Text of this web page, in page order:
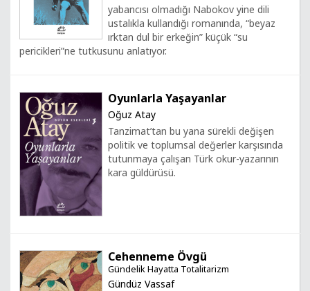
yabancısı olmadığı Nabokov yine dili
ustalıkla kullandığı romanında, “beyaz
ırktan dul bir erkeğin” küçük “su
pericikleri”ne tutkusunu anlatıyor.
Oyunlarla Yaşayanlar
Oğuz Atay
Tanzimat’tan bu yana sürekli değişen
politik ve toplumsal değerler karşısında
tutunmaya çalışan Türk okur-yazarının
kara güldürüsü.
Cehenneme Övgü
Gündelik Hayatta Totalitarizm
Gündüz Vassaf